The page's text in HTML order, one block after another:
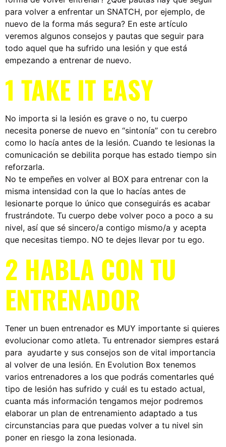
para volver a enfrentar un SNATCH, por ejemplo, de
nuevo de la forma más segura? En este artículo
veremos algunos consejos y pautas que seguir para
todo aquel que ha sufrido una lesión y que está
empezando a entrenar de nuevo.
1 TAKE IT EASY
No importa si la lesión es grave o no, tu cuerpo
necesita ponerse de nuevo en “sintonía” con tu cerebro
como lo hacía antes de la lesión. Cuando te lesionas la
comunicación se debilita porque has estado tiempo sin
reforzarla.
No te empeñes en volver al BOX para entrenar con la
misma intensidad con la que lo hacías antes de
lesionarte porque lo único que conseguirás es acabar
frustrándote. Tu cuerpo debe volver poco a poco a su
nivel, así que sé sincero/a contigo mismo/a y acepta
que necesitas tiempo. NO te dejes llevar por tu ego.
2 HABLA CON TU
ENTRENADOR
Tener un buen entrenador es MUY importante si quieres
evolucionar como atleta. Tu entrenador siempres estará
para ayudarte y sus consejos son de vital importancia
al volver de una lesión. En Evolution Box tenemos
varios entrenadores a los que podrás comentarles qué
tipo de lesión has sufrido y cuál es tu estado actual,
cuanta más información tengamos mejor podremos
elaborar un plan de entrenamiento adaptado a tus
circunstancias para que puedas volver a tu nivel sin
poner en riesgo la zona lesionada.